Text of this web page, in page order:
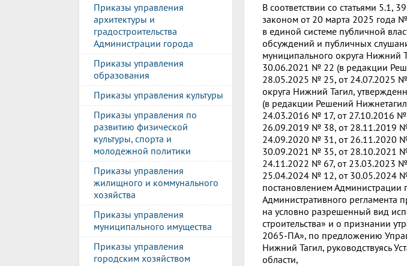
Приказы управления
архитектуры и
градостроительства
Администрации города
Приказы управления
образования
Приказы управления культуры
Приказы управления по
развитию физической
культуры, спорта и
молодежной политики
Приказы управления
жилищного и коммунального
хозяйства
Приказы управления
муниципального имущества
Приказы управления
городским хозяйством
В соответствии со статьями 5.1,
законом от 20 марта 2025 года
в единой системе публичной
обсуждений и публичных
муниципального округа Нижний
30.06.2021 № 22 (в редакции
28.05.2025 № 25, от 24.07.2025 №
округа Нижний Тагил,
(в редакции Решений
24.03.2016 № 17, от 27.10.2016
26.09.2019 № 38, от 28.11.2019
24.09.2020 № 31, от 26.11.2020
30.09.2021 № 35, от 28.10.2021
24.11.2022 № 67, от 23.03.2023
25.04.2024 № 12, от 30.05.2024
постановлением
Административного регламента
на условно разрешенный вид
строительства» и о признании
2065-ПА», по предложению
Нижний Тагил, руководствуясь
области,